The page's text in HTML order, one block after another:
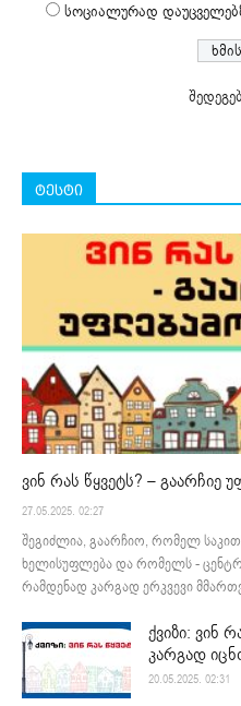
სოციალურად
ტესტი
ვინ რას წყვეტს? – გაარჩიე
27.05.2025. 02:27
შეგიძლია, გაარჩიო, რომელ
ხელისუფლება და რომელს -
რამდენად კარგად ერკვევი
ქვიზი: ვინ
კარგად
20.05.2025. 02:31